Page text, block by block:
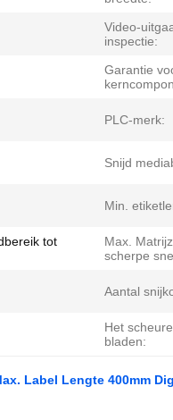
Video-
inspectie:
Garantie
PLC-merk:
Snijd
Min.
tot
Max.
scherpe
Aantal
Het
bladen:
Label Lengte 400mm